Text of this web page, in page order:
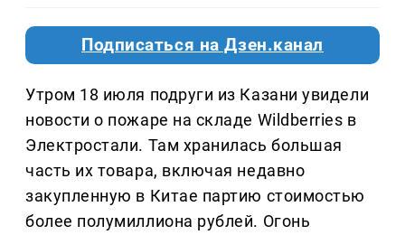
Подписаться на Дзен.канал
Утром 18 июля подруги из Казани увидели
новости о пожаре на складе Wildberries в
Электростали. Там хранилась большая
часть их товара, включая недавно
закупленную в Китае партию стоимостью
более полумиллиона рублей. Огонь